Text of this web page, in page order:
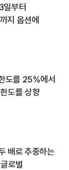
일부터
지 옵션에
도를 25%에서
도를 상향
배로 추종하는
로벌